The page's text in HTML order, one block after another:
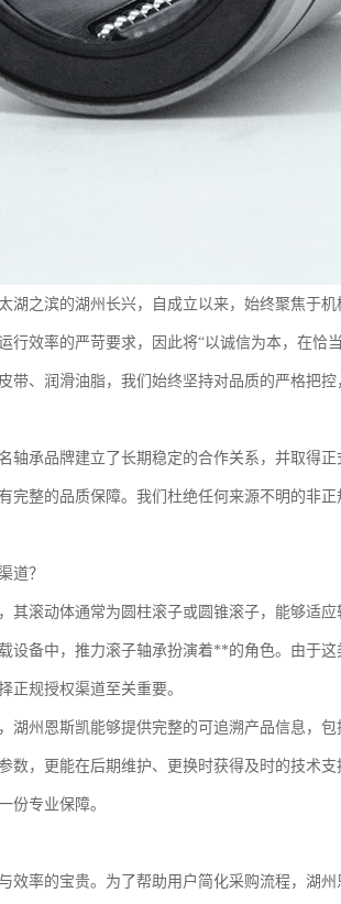
湖之滨的湖州长兴，自成立以来，始终聚焦于
行效率的严苛要求，因此将“以诚信为本，在恰
带、润滑油脂，我们始终坚持对品质的严格把
轴承品牌建立了长期稳定的合作关系，并取得
完整的品质保障。我们杜绝任何来源不明的非
道？
其滚动体通常为圆柱滚子或圆锥滚子，能够适
设备中，推力滚子轴承扮演着**的角色。由于
正规授权渠道至关重要。
湖州恩斯凯能够提供完整的可追溯产品信息，
数，更能在后期维护、更换时获得及时的技术
份专业保障。
效率的宝贵。为了帮助用户简化采购流程，湖